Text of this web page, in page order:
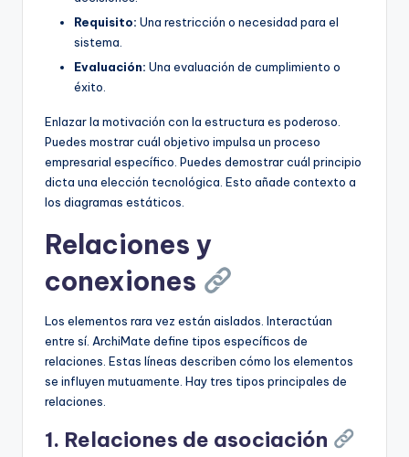
Requisito: Una restricción o necesidad para el
sistema.
Evaluación: Una evaluación de cumplimiento o
éxito.
Enlazar la motivación con la estructura es poderoso.
Puedes mostrar cuál objetivo impulsa un proceso
empresarial específico. Puedes demostrar cuál principio
dicta una elección tecnológica. Esto añade contexto a
los diagramas estáticos.
Relaciones y
conexiones
Los elementos rara vez están aislados. Interactúan
entre sí. ArchiMate define tipos específicos de
relaciones. Estas líneas describen cómo los elementos
se influyen mutuamente. Hay tres tipos principales de
relaciones.
1. Relaciones de asociación